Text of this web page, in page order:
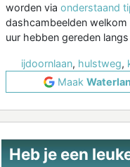
worden via onderstaand
dashcambeelden welkom
uur hebben gereden
ijdoornlaan, hulstweg,
Maak
Heb je een